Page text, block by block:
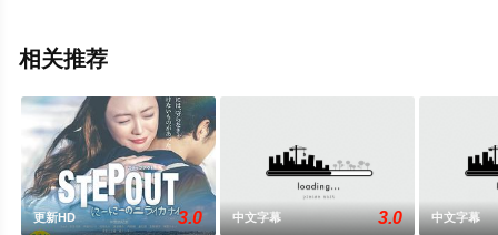
相关推荐
更新HD 3.0 中文字幕 3.0 中文字幕